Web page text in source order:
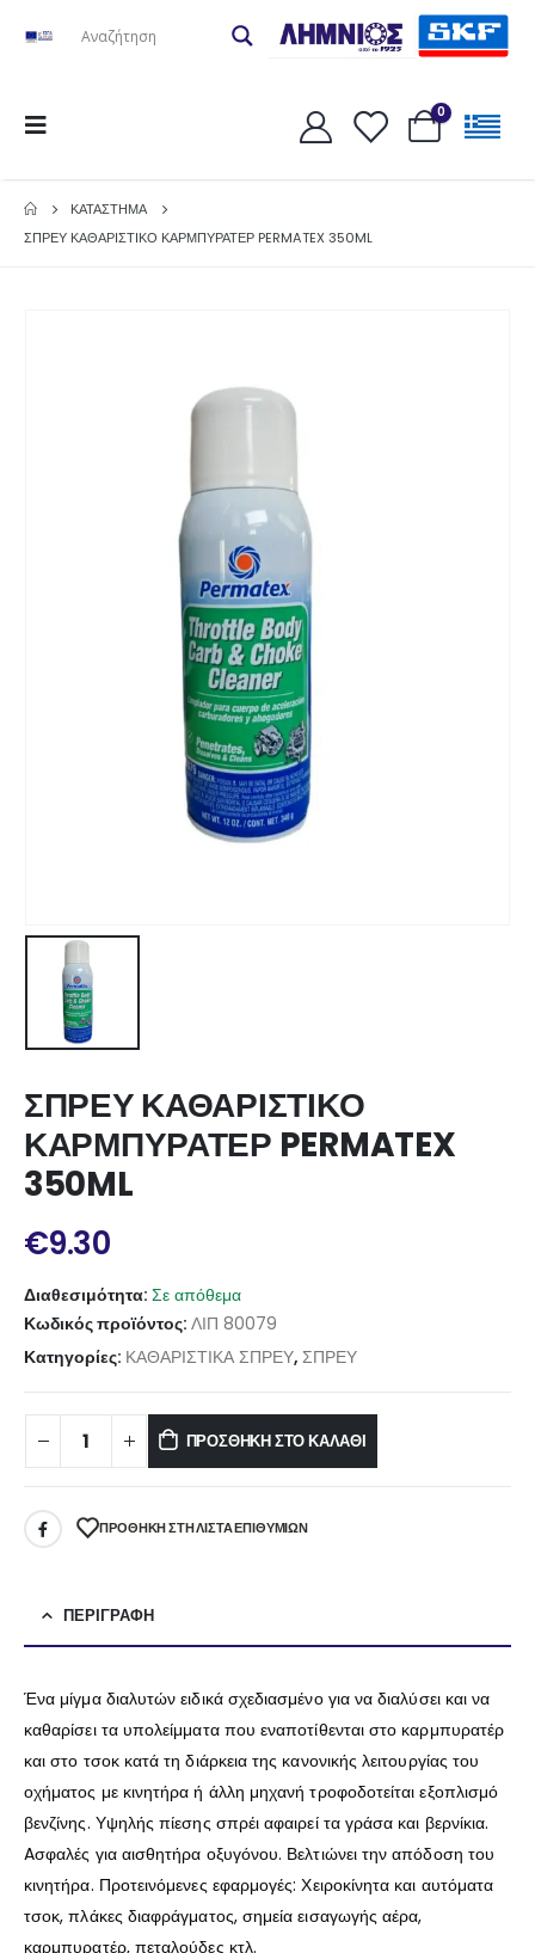
0
ΚΑΤΆΣΤΗΜΑ
ΣΠΡΕΥ ΚΑΘΑΡΙΣΤΙΚΟ ΚΑΡΜΠΥΡΑΤΕΡ PERMATEX 350ML
ΣΠΡΕΥ ΚΑΘΑΡΙΣΤΙΚΟ
ΚΑΡΜΠΥΡΑΤΕΡ PERMATEX
350ML
€9.30
Διαθεσιμότητα: Σε απόθεμα
Κωδικός προϊόντος: ΛΙΠ 80079
Κατηγορίες: ΚΑΘΑΡΙΣΤΙΚΑ ΣΠΡΕΥ, ΣΠΡΕΥ
ΠΡΟΣΘΉΚΗ ΣΤΟ ΚΑΛΆΘΙ
ΠΡΌΘΉΚΗ ΣΤΗ ΛΊΣΤΑ ΕΠΙΘΥΜΙΏΝ
ΠΕΡΙΓΡΑΦΉ
Ένα μίγμα διαλυτών ειδικά σχεδιασμένο για να διαλύσει και να
καθαρίσει τα υπολείμματα που εναποτίθενται στο καρμπυρατέρ
και στο τσοκ κατά τη διάρκεια της κανονικής λειτουργίας του
οχήματος με κινητήρα ή άλλη μηχανή τροφοδοτείται εξοπλισμό
βενζίνης. Υψηλής πίεσης σπρέι αφαιρεί τα γράσα και βερνίκια.
Aσφαλές για αισθητήρα οξυγόνου. Βελτιώνει την απόδοση του
κινητήρα. Προτεινόμενες εφαρμογές: Χειροκίνητα και αυτόματα
τσοκ, πλάκες διαφράγματος, σημεία εισαγωγής αέρα,
καρμπυρατέρ, πεταλούδες κτλ.